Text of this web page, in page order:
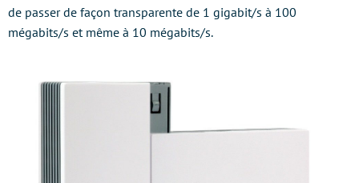
de passer de façon transparente de 1 gigabit/s à 100
mégabits/s et même à 10 mégabits/s.